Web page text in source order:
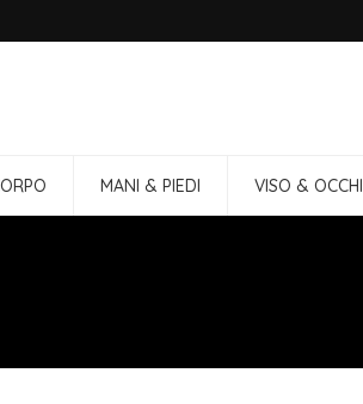
MANI & PIEDI VISO & OCCHI